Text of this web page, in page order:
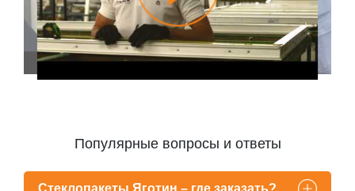
Популярные вопросы и ответы
Стеклопакеты Яготин – где заказать?